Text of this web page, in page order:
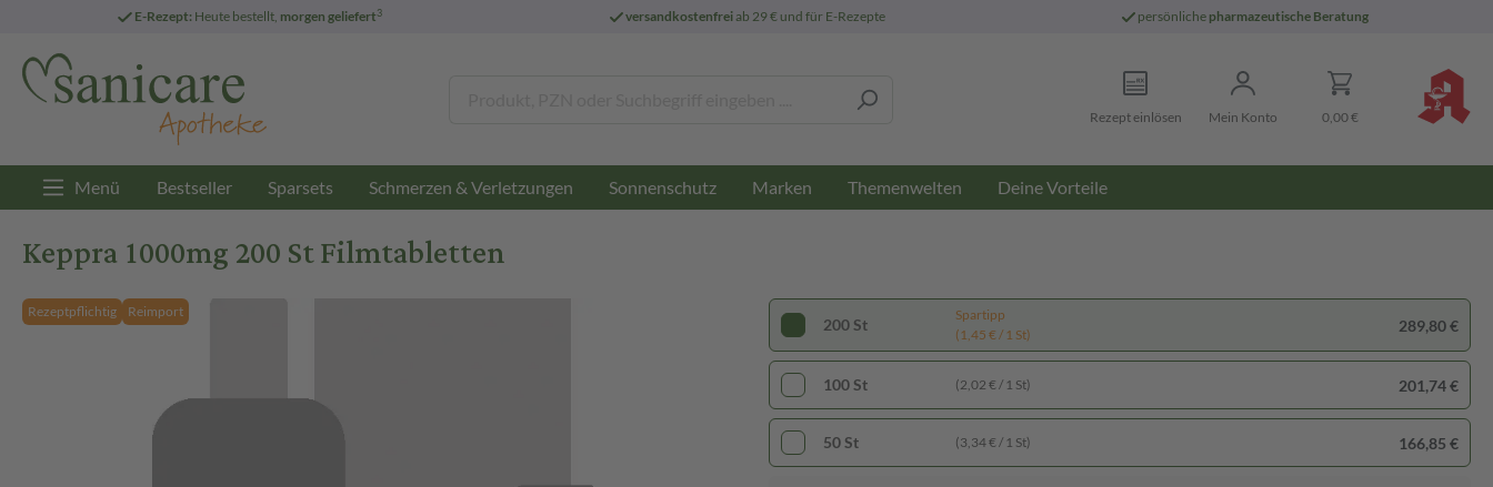
E-Rezept: Heute bestellt, morgen geliefert3 versandkostenfreiab 29 € und für E-Rezepte persönliche pharmazeutische Beratung
Rezept einlösen Mein Konto 0,00 €
Menü Bestseller Sparsets Schmerzen & Verletzungen Sonnenschutz Marken Themenwelten Deine Vorteile
Keppra 1000mg 200 St Filmtabletten
Rezeptpflichtig Reimport
200 St
Spartipp
(1,45 € / 1 St)
289,80 €
100 St (2,02 € / 1 St) 201,74 €
50 St (3,34 € / 1 St) 166,85 €